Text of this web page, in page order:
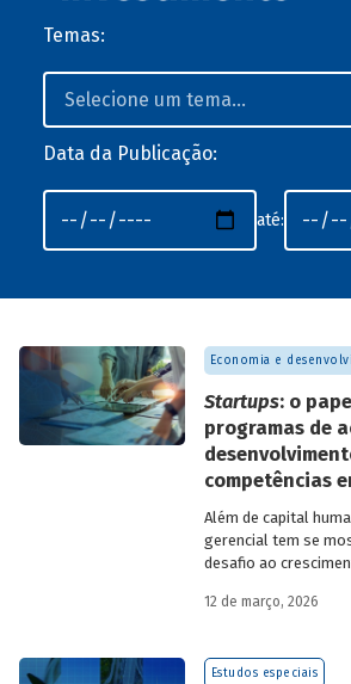
Temas:
Data da Publicação:
até:
Economia e
Startups: o
programas de
competências
Além de capital
gerencial tem se
desafio ao
como programas de
desafio.
12 de março, 2026
Estudos especiais